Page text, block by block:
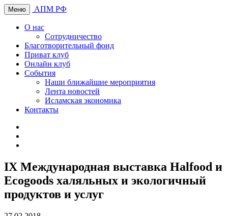
Меню АПМ РФ
О нас
Сотрудничество
Благотворительный фонд
Приват клуб
Онлайн клуб
События
Наши ближайшие мероприятия
Лента новостей
Исламская экономика
Контакты
IX Международная выставка Halfood и
Ecogoods халяльных и экологичный
продуктов и услуг